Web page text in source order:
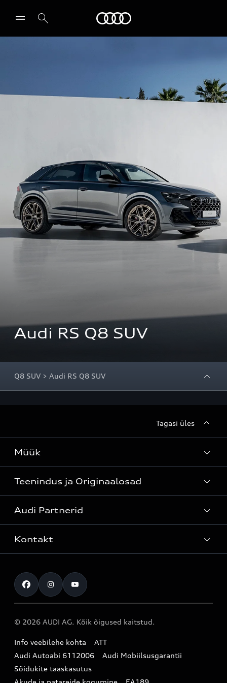
Audi RS Q8 SUV
Q8 SUV > Audi RS Q8 SUV
Tagasi üles
Müük
Kõik mudelid
Laoautod
Müügikampaaniad
Audi Liising 1%
Audi konfiguraator (konfiguraator on inglisekeelne)
Teenindus ja Originaalosad
Teenindus
Originaalosad
Garantiitingimused
Audi Partnerid
Audi Tallinn
Pärnu esindus
Audi Tartu
Kontakt
Kontakt
Registreeru proovisõidule
Broneeri teenindus
Infopäring
Audi uudised
© 2026 AUDI AG. Kõik õigused kaitstud.
Info veebilehe kohta
ATT
Audi Autoabi 6112006
Audi Mobiilsusgarantii
Sõidukite taaskasutus